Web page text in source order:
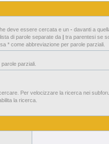
deve essere cercata e un - davanti a
di parole separate da | tra parentesi se
* come abbreviazione per parole parziali.
parziali.
Per velocizzare la ricerca nei
la ricerca.